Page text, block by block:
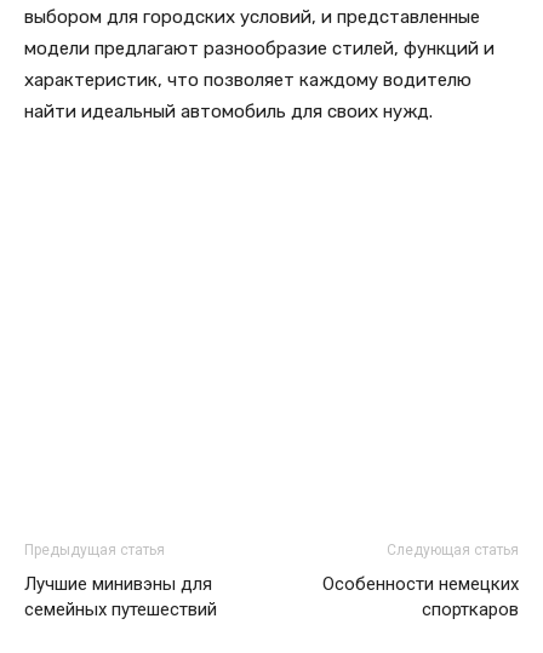
выбором для городских условий, и представленные
модели предлагают разнообразие стилей, функций и
характеристик, что позволяет каждому водителю
найти идеальный автомобиль для своих нужд.
Предыдущая статья
Лучшие минивэны для
семейных путешествий
Следующая статья
Особенности немецких
спорткаров